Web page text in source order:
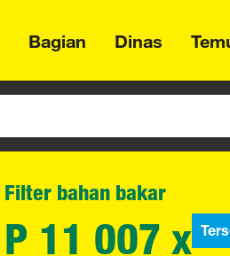
Bagian Dinas
Filter bahan bakar
P 11 007 x